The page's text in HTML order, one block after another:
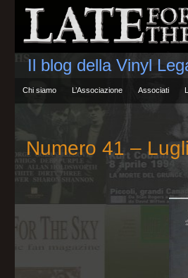
Il blog della Vinyl
Chi siamo L’Associazione Associati
Numero 41 –